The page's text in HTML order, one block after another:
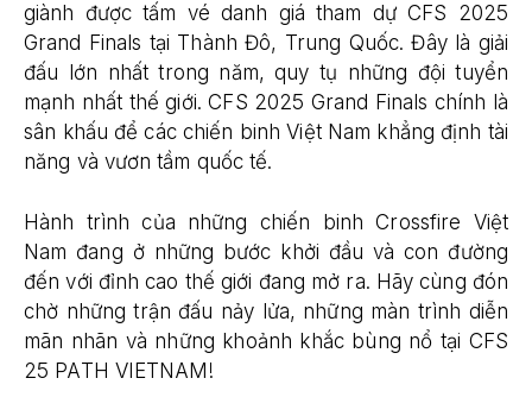
giành được tấm vé danh giá tham dự CFS 2025
Grand Finals tại Thành Đô, Trung Quốc. Đây là giải
đấu lớn nhất trong năm, quy tụ những đội tuyển
mạnh nhất thế giới. CFS 2025 Grand Finals chính là
sân khấu để các chiến binh Việt Nam khẳng định tài
năng và vươn tầm quốc tế.
Hành trình của những chiến binh Crossfire Việt
Nam đang ở những bước khởi đầu và con đường
đến với đỉnh cao thế giới đang mở ra. Hãy cùng đón
chờ những trận đấu nảy lửa, những màn trình diễn
mãn nhãn và những khoảnh khắc bùng nổ tại CFS
25 PATH VIETNAM!